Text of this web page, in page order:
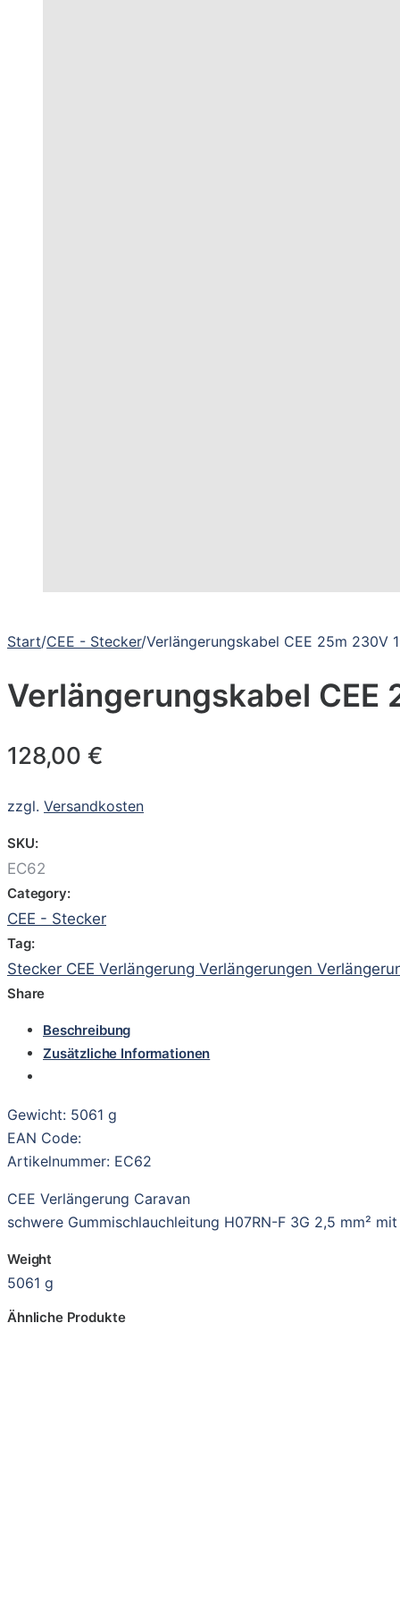
Start/CEE - Stecker/Verlängerungskabel CEE 25m 230V
Verlängerungskabel CEE
128,00 €
zzgl. Versandkosten
SKU:
EC62
Category:
CEE - Stecker
Tag:
Stecker CEE Verlängerung Verlängerungen
Share
Beschreibung
Zusätzliche Informationen
Gewicht: 5061 g
EAN Code:
Artikelnummer: EC62
CEE Verlängerung Caravan
schwere Gummischlauchleitung H07RN-F 3G 2,5 mm²
Weight
5061 g
Ähnliche Produkte